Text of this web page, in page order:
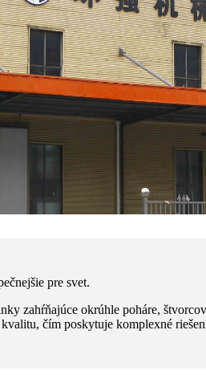
pre svet.
zahŕňajúce okrúhle poháre,
čím poskytuje komplexné